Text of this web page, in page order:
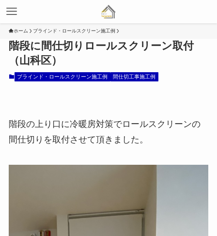
ホーム ブラインド・ロールスクリーン施工例
階段に間仕切りロールスクリーン取付
（山科区）
ブラインド・ロールスクリーン施工例 間仕切工事施工例
階段の上り口に冷暖房対策でロールスクリーンの
間仕切りを取付させて頂きました。